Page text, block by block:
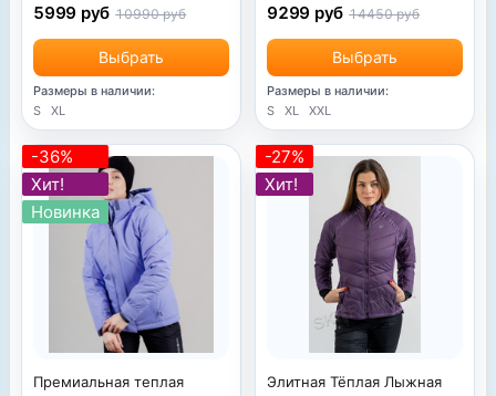
Выбрать
5999 руб 10990 руб
Размеры в наличии:
S
XL
Выбрать
9299 руб 14450 руб
Размеры в наличии:
S
XL XXL
-36%
Хит!
Новинка
Премиальная теплая
-27%
Хит!
Элитная Тёплая Лыжная